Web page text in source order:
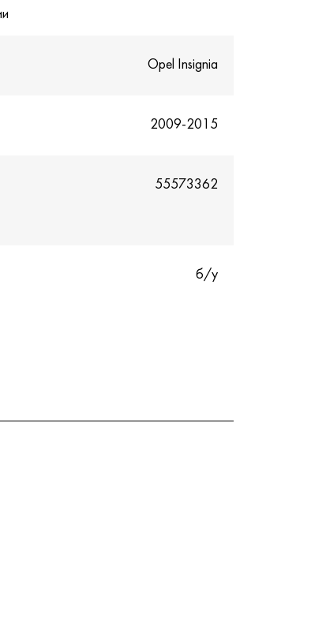
Opel Insignia
2009-2015
55573362
б/у